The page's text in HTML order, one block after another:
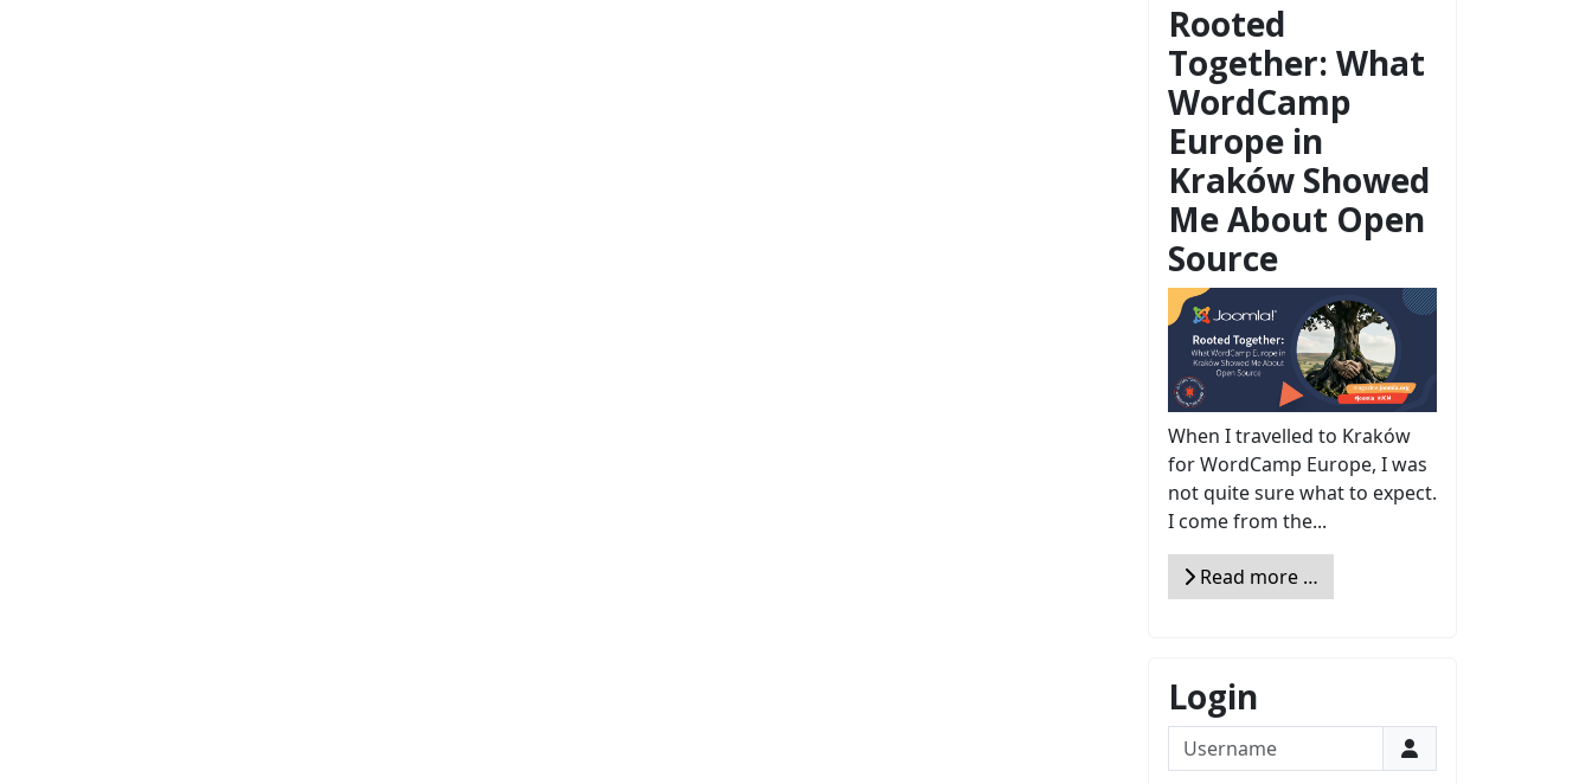
Rooted
Together: What
WordCamp
Europe in
Kraków Showed
Me About Open
Source
When I travelled to Kraków
for WordCamp Europe, I was
not quite sure what to expect.
I come from the...
Read more …
Login
Username